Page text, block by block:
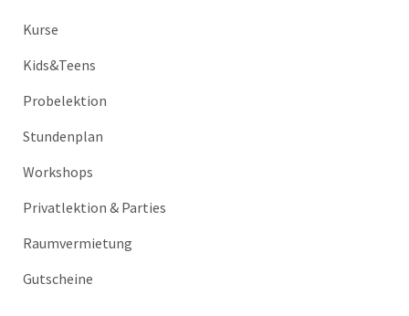
Kurse
Kids&Teens
Probelektion
Stundenplan
Workshops
Privatlektion & Parties
Raumvermietung
Gutscheine